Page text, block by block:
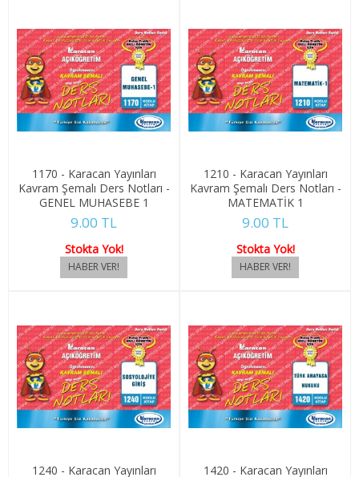
2. SINIF 3. YARIYIL MALİYE
2. SINIF 4. YARIYIL MALİYE
3. SINIF 5. YARIYIL MALİYE
3. SINIF 6. YARIYIL MALİYE
4. SINIF 7. YARIYIL MALİYE
4. SINIF 8. YARIYIL MALİYE
ÇALIŞMA EKO. VE END. İLİŞ.
1. SINIF 2. YARIYIL ÇEKO
2. SINIF 3. YARIYIL ÇEKO
2. SINIF 4. YARIYIL ÇEKO
1170 - Karacan Yayınları
Kavram Şemalı Ders Notları -
GENEL MUHASEBE 1
9.00 TL
Stokta Yok!
1210 - Karacan Yayınları
Kavram Şemalı Ders Notları -
MATEMATİK 1
9.00 TL
Stokta Yok!
1240 - Karacan Yayınları
1420 - Karacan Yayınları